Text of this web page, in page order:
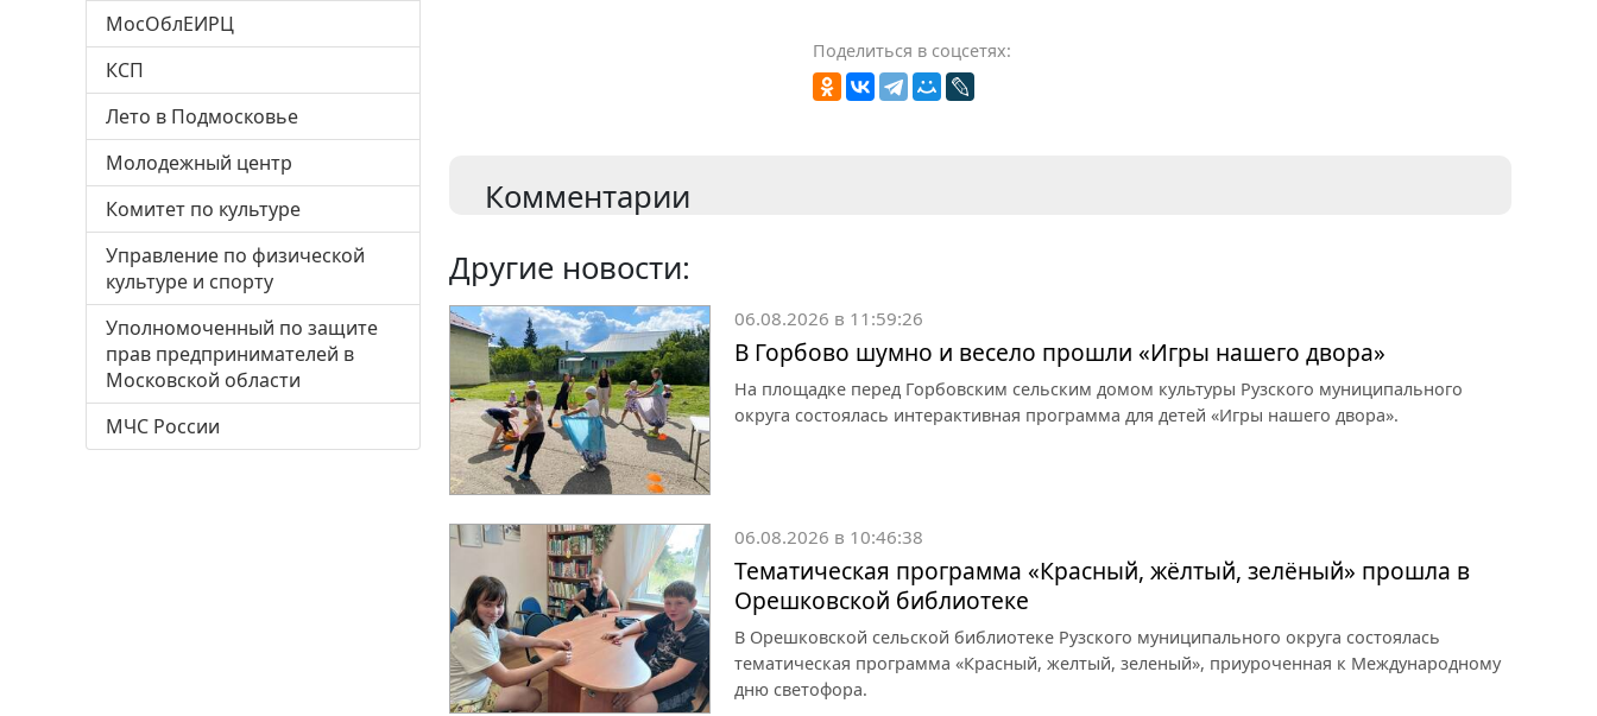
МосОблЕИРЦ
КСП
Лето в Подмосковье
Молодежный центр
Комитет по культуре
Управление по физической
культуре и спорту
Уполномоченный по защите
прав предпринимателей в
Московской области
МЧС России
Поделиться в соцсетях:
Комментарии
Другие новости:
06.08.2026 в 11:59:26
В Горбово шумно и весело прошли «Игры нашего двора»
На площадке перед Горбовским сельским домом культуры Рузского муниципального
округа состоялась интерактивная программа для детей «Игры нашего двора».
06.08.2026 в 10:46:38
Тематическая программа «Красный, жёлтый, зелёный» прошла в
Орешковской библиотеке
В Орешковской сельской библиотеке Рузского муниципального округа состоялась
тематическая программа «Красный, желтый, зеленый», приуроченная к Международному
дню светофора.